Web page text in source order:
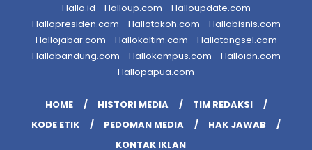
Hallo.id
Halloup.com
Halloupdate.com
Hallopresiden.com
Hallotokoh.com
Hallobisnis.com
Hallojabar.com
Hallokaltim.com
Hallotangsel.com
Hallobandung.com
Hallokampus.com
Halloidn.com
Hallopapua.com
HOME HISTORI MEDIA
TIM REDAKSI
KODE ETIK
PEDOMAN MEDIA
HAK JAWAB
KONTAK IKLAN